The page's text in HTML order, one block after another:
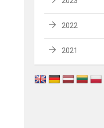
2022
2021